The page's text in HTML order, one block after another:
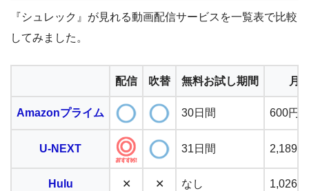
『シュレック』が見れる動画配信サービスを一覧表で比較
してみました。
配信 吹替 無料お試し期間 月
Amazonプライム 30日間 600円
U-NEXT 31日間 2,189
Hulu ✕ ✕ なし 1,026